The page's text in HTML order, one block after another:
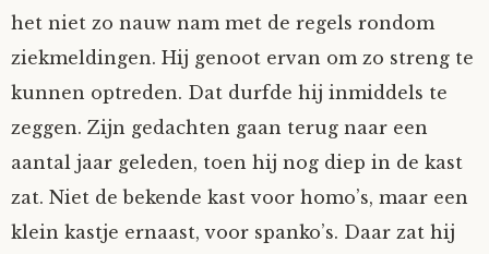
Nyncke
Rozemarijn
SirTeddy
het niet zo nauw nam met de regels rondom
ziekmeldingen. Hij genoot ervan om zo streng te
kunnen optreden. Dat durfde hij inmiddels te
zeggen. Zijn gedachten gaan terug naar een
aantal jaar geleden, toen hij nog diep in de kast
zat. Niet de bekende kast voor homo’s, maar een
klein kastje ernaast, voor spanko’s. Daar zat hij